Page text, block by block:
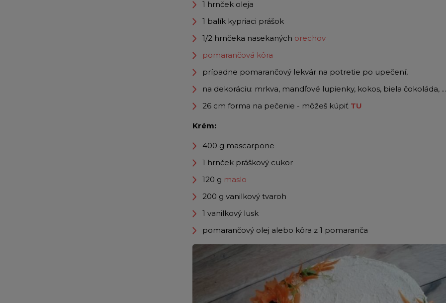
1 hrnček oleja
1 balík kypriaci prášok
1/2 hrnčeka nasekaných orechov
pomarančová kôra
prípadne pomarančový lekvár na potretie po upečení,
na dekoráciu: mrkva, mandľové lupienky, kokos, biela čokoláda, ...
26 cm forma na pečenie - môžeš kúpiť TU
Krém:
400 g mascarpone
1 hrnček práškový cukor
120 g maslo
200 g vanilkový tvaroh
1 vanilkový lusk
pomarančový olej alebo kôra z 1 pomaranča